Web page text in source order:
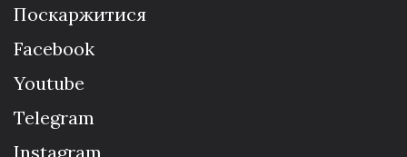
Поскаржитися
Facebook
Youtube
Telegram
Instagram